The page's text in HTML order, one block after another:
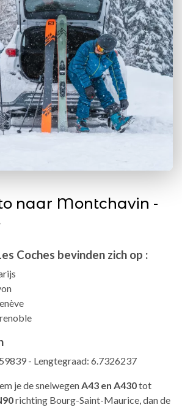
naar Montchavin -
Coches bevinden zich op :
- Lengtegraad: 6.7326237
je de snelwegen A43 en A430tot
richting Bourg-Saint-Maurice, dan de